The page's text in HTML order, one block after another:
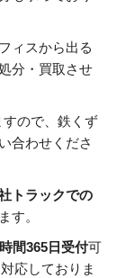
ィスから出る
分・買取させ
すので、鉄くず
合わせくださ
トラックでの
す。
間365日受付可
応しておりま